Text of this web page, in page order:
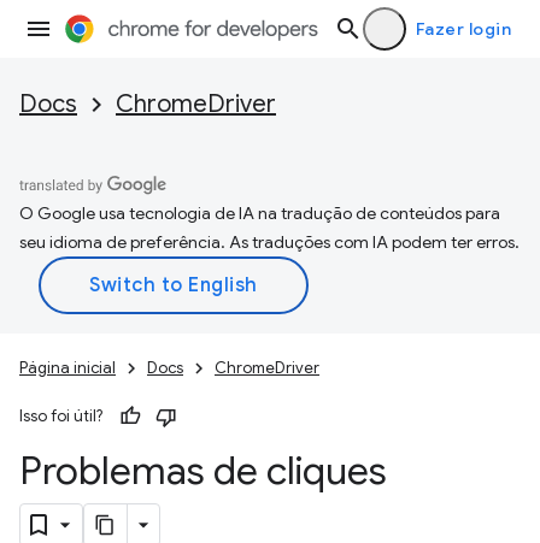
Fazer login
Docs ChromeDriver
O Google usa tecnologia de IA na tradução de conteúdos para
seu idioma de preferência. As traduções com IA podem ter erros.
Página inicial Docs ChromeDriver
Isso foi útil?
Problemas de cliques